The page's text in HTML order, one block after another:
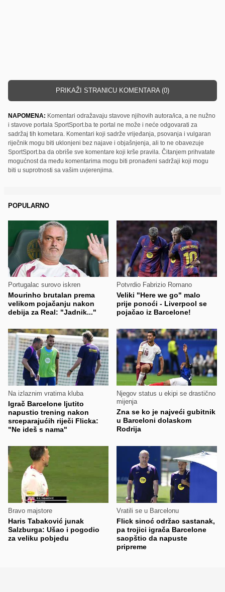
PRIKAŽI STRANICU KOMENTARA (0)
NAPOMENA: Komentari odražavaju stavove njihovih autora/ica, a ne nužno
i stavove portala SportSport.ba te portal ne može i neće odgovarati za
sadržaj tih kometara. Komentari koji sadrže vrijeđanja, psovanja i vulgaran
riječnik mogu biti uklonjeni bez najave i objašnjenja, ali to ne obavezuje
SportSport.ba da obriše sve komentare koji krše pravila. Čitanjem prihvatate
mogućnost da među komentarima mogu biti pronađeni sadržaji koji mogu
biti u suprotnosti sa vašim uvjerenjima.
POPULARNO
Portugalac surovo iskren
Mourinho brutalan prema
velikom pojačanju nakon
debija za Real: "Jadnik..."
Potvrdio Fabrizio Romano
Veliki "Here we go" malo
prije ponoći - Liverpool se
pojačao iz Barcelone!
Na izlaznim vratima kluba
Igrač Barcelone ljutito
napustio trening nakon
srceparajućih riječi Flicka:
"Ne ideš s nama"
Njegov status u ekipi se drastično
mijenja
Zna se ko je najveći gubitnik
u Barceloni dolaskom
Rodrija
Bravo majstore
Haris Tabaković junak
Salzburga: Ušao i pogodio
za veliku pobjedu
Vratili se u Barcelonu
Flick sinoć održao sastanak,
pa trojici igrača Barcelone
saopštio da napuste
pripreme